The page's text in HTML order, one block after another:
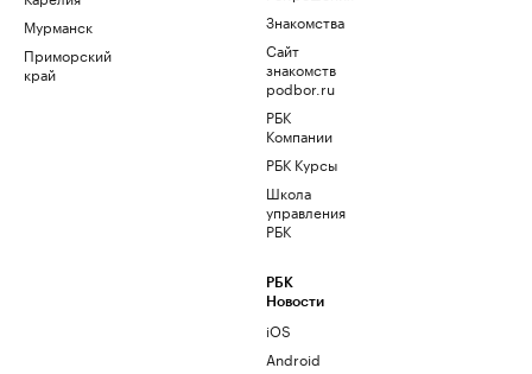
Мурманск
Приморский
край
Знакомства
Сайт
знакомств
podbor.ru
РБК
Компании
РБК Курсы
Школа
управления
РБК
РБК
Новости
iOS
Android